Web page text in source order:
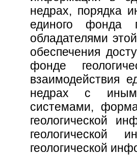
недрах, порядка
единого фонда
обладателями
обеспечения
фонде
взаимодействия
недрах с
системами,
геологической
геологической